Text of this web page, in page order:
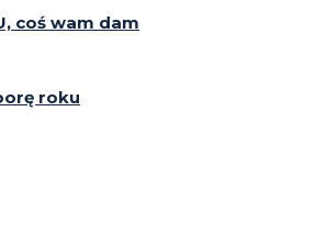
coś wam dam
roku